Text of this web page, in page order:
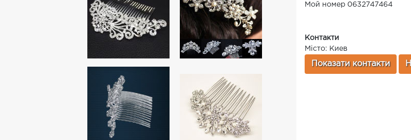
Мой номер 0632747464
Контакти
Місто: Киев
Показати контакти